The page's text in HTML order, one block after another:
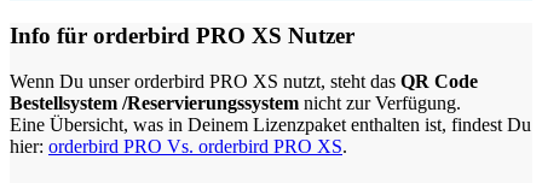
Info für orderbird PRO XS Nutzer
Wenn Du unser orderbird PRO XS nutzt, steht das QR Code
Bestellsystem /Reservierungssystem nicht zur Verfügung.
Eine Übersicht, was in Deinem Lizenzpaket enthalten ist, findest Du
hier: orderbird PRO Vs. orderbird PRO XS.